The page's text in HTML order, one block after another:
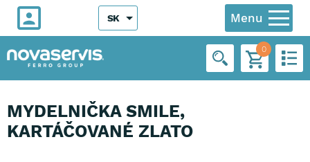
Menu
SK
0
MYDELNIČKA SMILE,
KARTÁČOVANÉ ZLATO